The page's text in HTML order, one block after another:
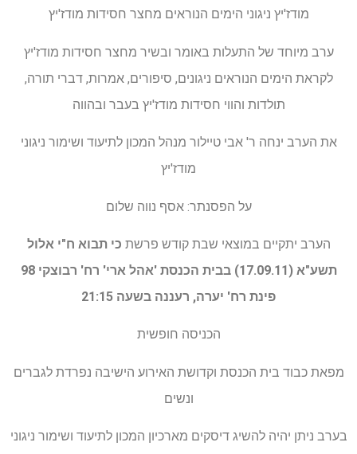
מודז'יץ ניגוני הימים הנוראים מחצר חסידות מודז'יץ
ערב מיוחד של התעלות באומר ובשיר מחצר חסידות מודז'יץ
לקראת הימים הנוראים ניגונים, סיפורים, אמרות, דברי תורה,
תולדות והווי חסידות מודז'יץ בעבר ובהווה
את הערב ינחה ר' אבי טיילור מנהל המכון לתיעוד ושימור ניגוני
מודז'יץ
על הפסנתר: אסף נווה שלום
הערב יתקיים במוצאי שבת קודש פרשת כי תבוא ח"י אלול
תשע"א (17.09.11) בבית הכנסת 'אהל ארי' רח' רבוצקי 98
פינת רח' יערה, רעננה בשעה 21:15
הכניסה חופשית
מפאת כבוד בית הכנסת וקדושת האירוע הישיבה נפרדת לגברים
ונשים
בערב ניתן יהיה להשיג דיסקים מארכיון המכון לתיעוד ושימור ניגוני